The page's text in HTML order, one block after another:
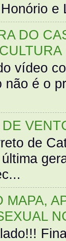
DO
vídeo
não é o
de
MAPA,